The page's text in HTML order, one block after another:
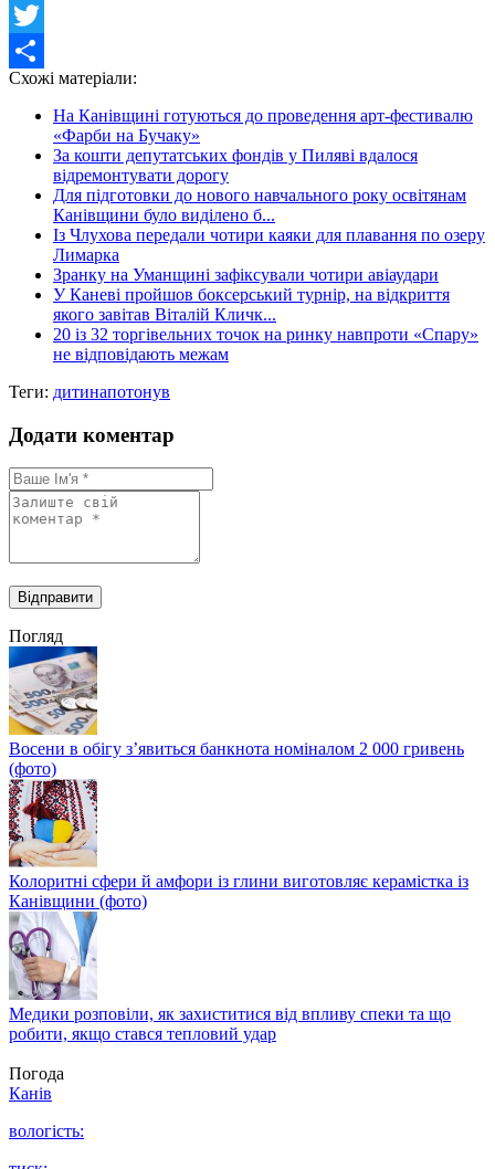
Facebook
Twitter
Share
Схожі матеріали:
На Канівщині готуються до проведення арт-фестивалю
«Фарби на Бучаку»
За кошти депутатських фондів у Пиляві вдалося
відремонтувати дорогу
Для підготовки до нового навчального року освітянам
Канівщини було виділено б...
Із Члухова передали чотири каяки для плавання по озеру
Лимарка
Зранку на Уманщині зафіксували чотири авіаудари
У Каневі пройшов боксерський турнір, на відкриття
якого завітав Віталій Кличк...
20 із 32 торгівельних точок на ринку навпроти «Спару»
не відповідають межам
Теги: дитинапотонув
Додати коментар
Погляд
Восени в обігу з’явиться банкнота номіналом 2 000 гривень
(фото)
Колоритні сфери й амфори із глини виготовляє керамістка із
Канівщини (фото)
Медики розповіли, як захиститися від впливу спеки та що
робити, якщо стався тепловий удар
Погода
Канів
вологість: